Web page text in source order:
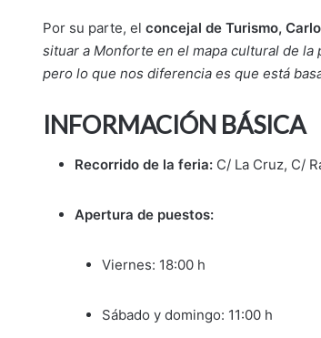
Por su parte, el concejal de Turismo,
situar a Monforte en el mapa cultural de
pero lo que nos diferencia es que está
INFORMACIÓN BÁSICA
Recorrido de la feria: C/ La Cruz, C/
Apertura de puestos:
Viernes: 18:00 h
Sábado y domingo: 11:00 h